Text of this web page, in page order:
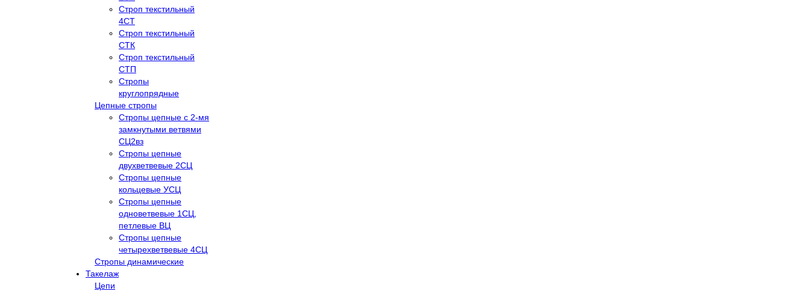
Строп текстильный
4СТ
Строп текстильный
СТК
Строп текстильный
СТП
Стропы
круглопрядные
Цепные стропы
Стропы цепные с 2-мя
замкнутыми ветвями
СЦ2вз
Стропы цепные
двухветвевые 2СЦ
Стропы цепные
кольцевые УСЦ
Стропы цепные
одноветвевые 1СЦ,
петлевые ВЦ
Стропы цепные
четырехветвевые 4СЦ
Стропы динамические
Такелаж
Цепи